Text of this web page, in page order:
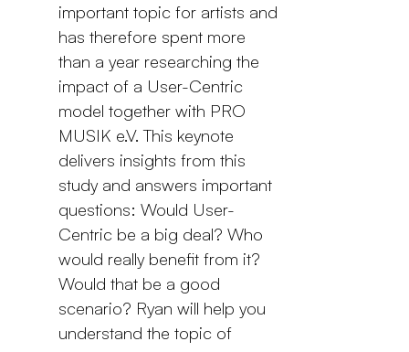
important topic for artists and
has therefore spent more
than a year researching the
impact of a User-Centric
model together with PRO
MUSIK e.V. This keynote
delivers insights from this
study and answers important
questions: Would User-
Centric be a big deal? Who
would really benefit from it?
Would that be a good
scenario? Ryan will help you
understand the topic of